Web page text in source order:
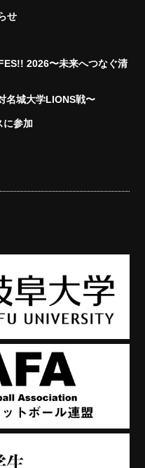
せ
2026〜未来へつなぐ清
名城大学LIONS戦〜
に参加